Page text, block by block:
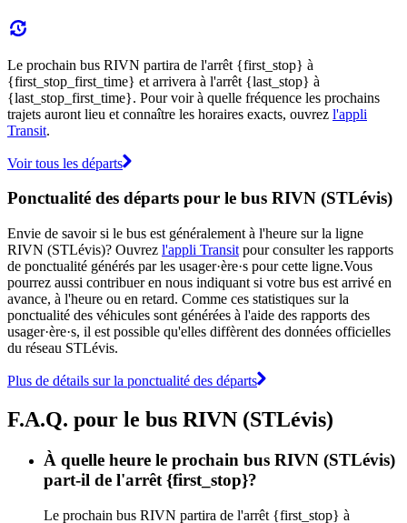
Le prochain bus RIVN partira de l'arrêt {first_stop} à
{first_stop_first_time} et arrivera à l'arrêt {last_stop} à
{last_stop_first_time}. Pour voir à quelle fréquence les prochains
trajets auront lieu et connaître les horaires exacts, ouvrez l'appli
Transit.
Voir tous les départs
Ponctualité des départs pour le bus RIVN (STLévis)
Envie de savoir si le bus est généralement à l'heure sur la ligne
RIVN (STLévis)? Ouvrez l'appli Transit pour consulter les rapports
de ponctualité générés par les usager·ère·s pour cette ligne.Vous
pourrez aussi contribuer en nous indiquant si votre bus est arrivé en
avance, à l'heure ou en retard. Comme ces statistiques sur la
ponctualité des véhicules sont générées à l'aide des rapports des
usager·ère·s, il est possible qu'elles diffèrent des données officielles
du réseau STLévis.
Plus de détails sur la ponctualité des départs
F.A.Q. pour le bus RIVN (STLévis)
À quelle heure le prochain bus RIVN (STLévis)
part-il de l'arrêt {first_stop}?
Le prochain bus RIVN partira de l'arrêt {first_stop} à